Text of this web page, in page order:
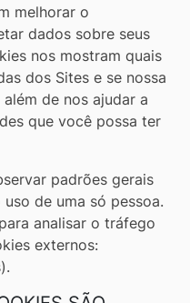
melhorar o
dados sobre seus
nos mostram quais
dos Sites e se nossa
de nos ajudar a
que você possa ter
padrões gerais
de uma só pessoa.
analisar o tráfego
externos: